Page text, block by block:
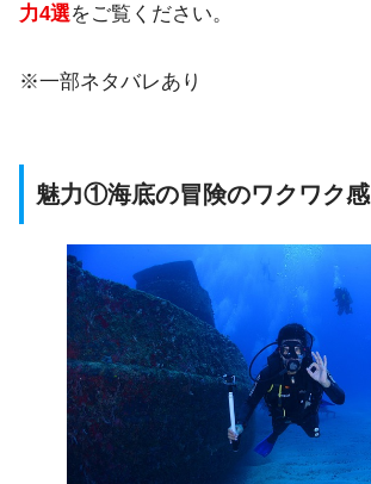
力4選をご覧ください。
※一部ネタバレあり
魅力①海底の冒険のワクワク感